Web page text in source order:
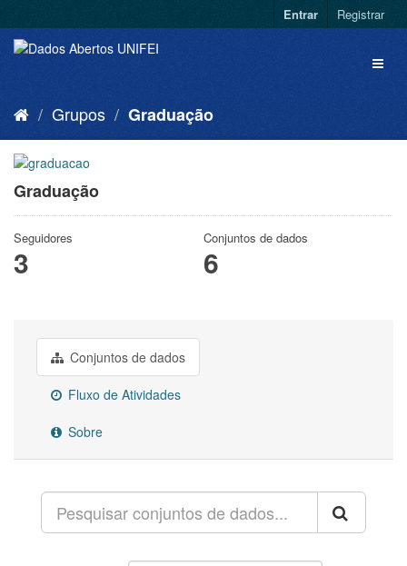
Entrar Registrar
Grupos Graduação
Graduação
Seguidores
3
Conjuntos de dados
6
Conjuntos de dados
Fluxo de Atividades
Sobre